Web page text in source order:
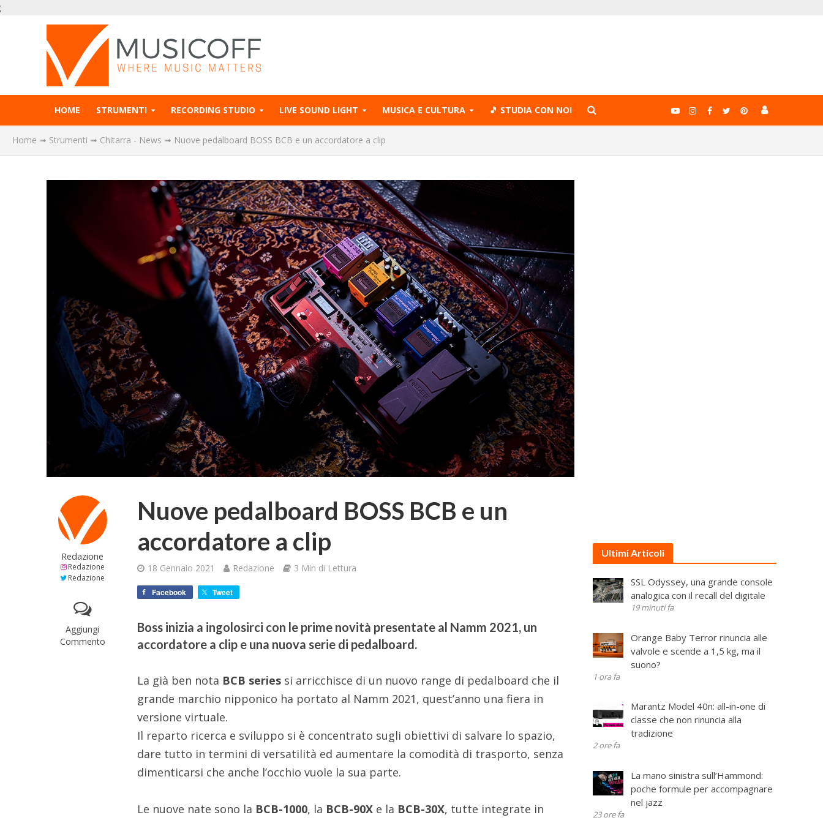
;
HOME STRUMENTI RECORDING STUDIO LIVE SOUND LIGHT MUSICA E CULTURA 🎵 STUDIA CON NOI
Home ➟ Strumenti ➟ Chitarra - News ➟ Nuove pedalboard BOSS BCB e un accordatore a clip
Redazione
Redazione
Redazione
Aggiungi
Commento
Nuove pedalboard BOSS BCB e un
accordatore a clip
18 Gennaio 2021 Redazione 3 Min di Lettura
Facebook Tweet
Boss inizia a ingolosirci con le prime novità presentate al Namm 2021, un
accordatore a clip e una nuova serie di pedalboard.
La già ben nota BCB series si arricchisce di un nuovo range di pedalboard che il
grande marchio nipponico ha portato al Namm 2021, quest’anno una fiera in
versione virtuale.
Il reparto ricerca e sviluppo si è concentrato sugli obiettivi di salvare lo spazio,
dare tutto in termini di versatilità ed aumentare la comodità di trasporto, senza
dimenticarsi che anche l’occhio vuole la sua parte.
Le nuove nate sono la BCB-1000, la BCB-90X e la BCB-30X, tutte integrate in
Ultimi Articoli
SSL Odyssey, una grande console
analogica con il recall del digitale
19 minuti fa
Orange Baby Terror rinuncia alle
valvole e scende a 1,5 kg, ma il
suono?
1 ora fa
Marantz Model 40n: all-in-one di
classe che non rinuncia alla
tradizione
2 ore fa
La mano sinistra sull’Hammond:
poche formule per accompagnare
nel jazz
23 ore fa